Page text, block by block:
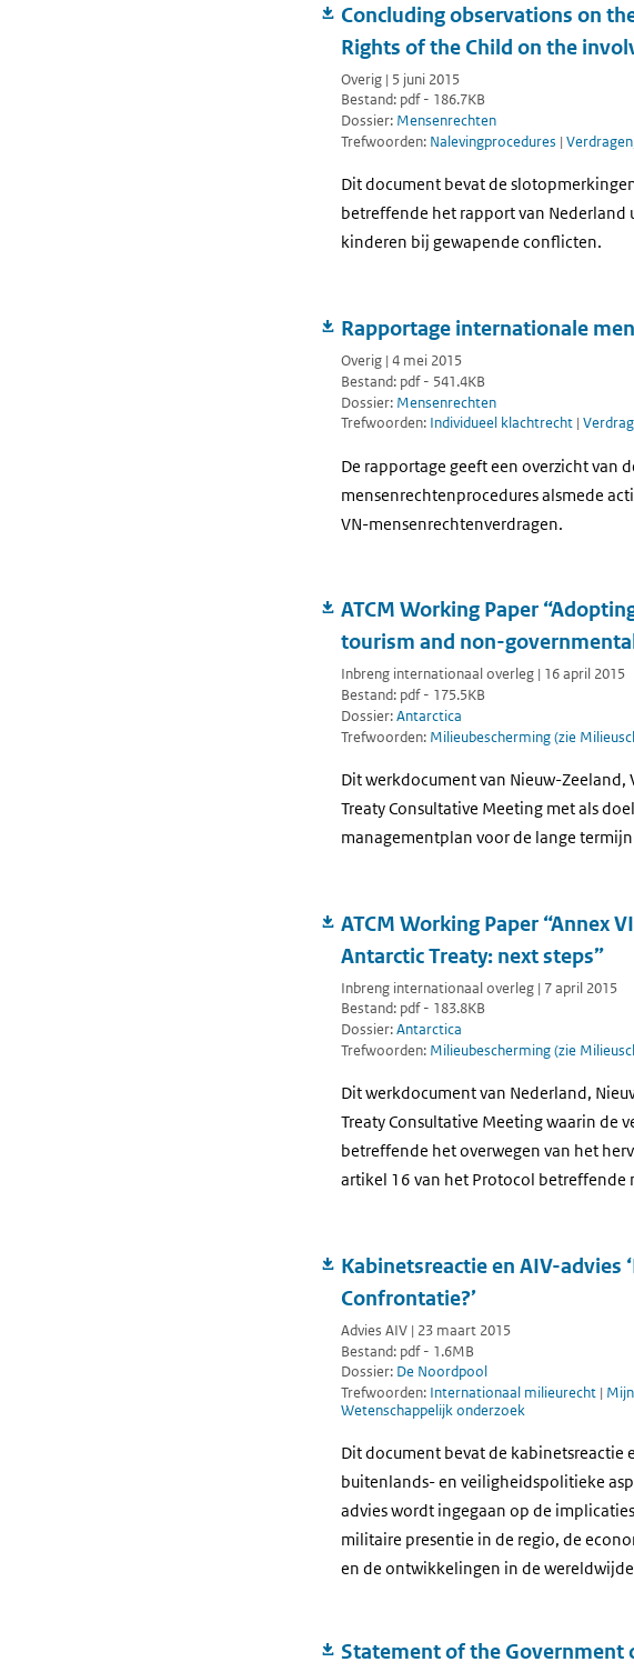
Concluding observations on
Rights of the Child on the
Overig | 5 juni 2015
Bestand: pdf - 186.7KB
Dossier: Mensenrechten
Trefwoorden: Nalevingprocedures |
Dit document bevat de
betreffende het rapport van
kinderen bij gewapende conflicten.
Rapportage internationale
Overig | 4 mei 2015
Bestand: pdf - 541.4KB
Dossier: Mensenrechten
Trefwoorden: Individueel klachtrecht |
De rapportage geeft een overzicht
mensenrechtenprocedures alsmede
VN-mensenrechtenverdragen.
ATCM Working Paper
tourism and non-
Inbreng internationaal overleg | 16 april 2015
Bestand: pdf - 175.5KB
Dossier:Antarctica
Trefwoorden: Milieubescherming (zie
Dit werkdocument van Nieuw-
Treaty Consultative Meeting met als
managementplan voor de lange
ATCM Working Paper “Annex
Antarctic Treaty: next steps”
Inbreng internationaal overleg | 7 april 2015
Bestand: pdf - 183.8KB
Dossier:Antarctica
Trefwoorden: Milieubescherming (zie
Dit werkdocument van Nederland,
Treaty Consultative Meeting waarin de
betreffende het overwegen van het
artikel 16 van het Protocol betreffende
Kabinetsreactie en AIV-advies
Confrontatie?’
Advies AIV | 23 maart 2015
Bestand: pdf - 1.6MB
Dossier: De Noordpool
Trefwoorden: Internationaal milieurecht |
Wetenschappelijk onderzoek
Dit document bevat de kabinetsreactie
buitenlands- en veiligheidspolitieke
advies wordt ingegaan op de
militaire presentie in de regio, de
en de ontwikkelingen in de
Statement of the Government